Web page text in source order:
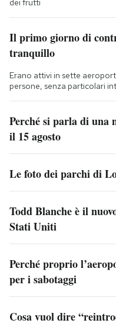
dei frutti
Il primo giorno di
tranquillo
Erano attivi in sette
persone, senza particolari
Perché si parla di una
il 15 agosto
Le foto dei parchi di
Todd Blanche è il
Stati Uniti
Perché proprio
per i sabotaggi
Cosa vuol dire